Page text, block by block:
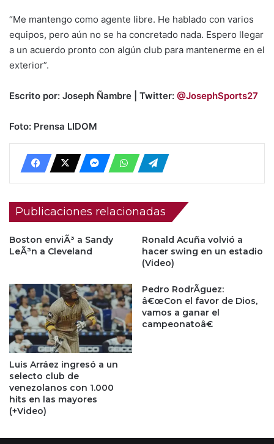
“Me mantengo como agente libre. He hablado con varios
equipos, pero aún no se ha concretado nada. Espero llegar
a un acuerdo pronto con algún club para mantenerme en el
exterior”.
Escrito por: Joseph Ñambre | Twitter: @JosephSports27
Foto: Prensa LIDOM
Publicaciones relacionadas
Boston enviÃ³ a Sandy
LeÃ³n a Cleveland
Ronald Acuña volvió a
hacer swing en un estadio
(Video)
Luis Arráez ingresó a un
selecto club de
venezolanos con 1.000
hits en las mayores
(+Video)
Pedro RodrÃ­guez:
â€œCon el favor de Dios,
vamos a ganar el
campeonatoâ€